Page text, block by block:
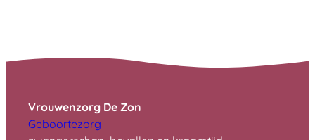
Vrouwenzorg De Zon
Geboortezorg